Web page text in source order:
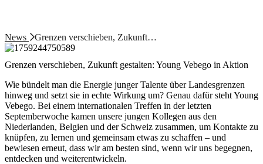
News Grenzen verschieben, Zukunft…
Grenzen verschieben, Zukunft gestalten: Young Vebego in Aktion
Wie bündelt man die Energie junger Talente über Landesgrenzen
hinweg und setzt sie in echte Wirkung um? Genau dafür steht Young
Vebego. Bei einem internationalen Treffen in der letzten
Septemberwoche kamen unsere jungen Kollegen aus den
Niederlanden, Belgien und der Schweiz zusammen, um Kontakte zu
knüpfen, zu lernen und gemeinsam etwas zu schaffen – und
bewiesen erneut, dass wir am besten sind, wenn wir uns begegnen,
entdecken und weiterentwickeln.